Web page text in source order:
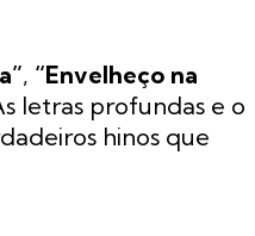
, “Envelheço na
letras profundas e o
hinos que